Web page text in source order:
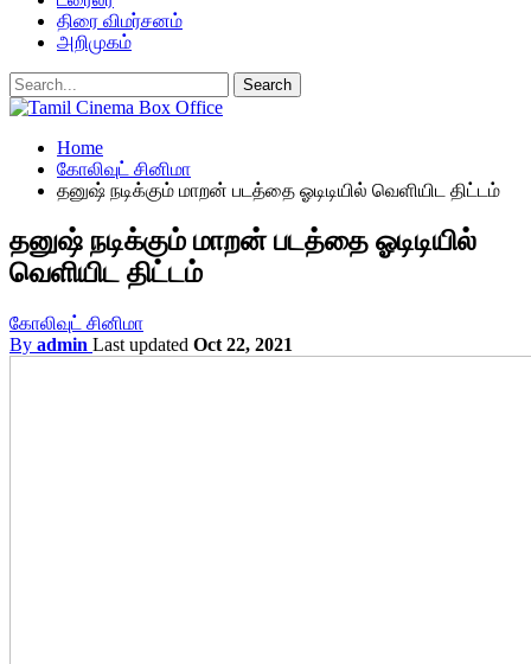
திரை விமர்சனம்
அறிமுகம்
Home
கோலிவுட் சினிமா
தனுஷ் நடிக்கும் மாறன் படத்தை ஓடிடியில் வெளியிட திட்டம்
தனுஷ் நடிக்கும் மாறன் படத்தை ஓடிடியில்
வெளியிட திட்டம்
கோலிவுட் சினிமா
By admin Last updated Oct 22, 2021